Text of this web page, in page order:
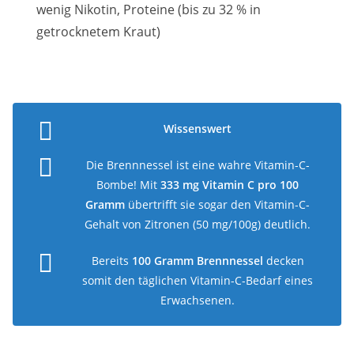
wenig Nikotin, Proteine (bis zu 32 % in
getrocknetem Kraut)
Wissenswert
Die Brennnessel ist eine wahre Vitamin-C-
Bombe! Mit 333 mg Vitamin C pro 100
Gramm übertrifft sie sogar den Vitamin-C-
Gehalt von Zitronen (50 mg/100g) deutlich.
Bereits 100 Gramm Brennnessel decken
somit den täglichen Vitamin-C-Bedarf eines
Erwachsenen.